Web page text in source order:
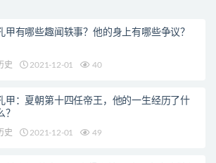
甲有哪些趣闻轶事？他的身上有哪些争议？
史 2021-12-01 40
甲：夏朝第十四任帝王，他的一生经历了什
？
史 2021-12-01 49